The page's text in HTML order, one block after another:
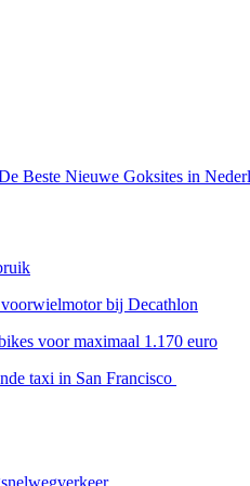
Beste Nieuwe Goksites in
bij Decathlon
voor maximaal 1.170 euro
taxi in San Francisco
snelwegverkeer